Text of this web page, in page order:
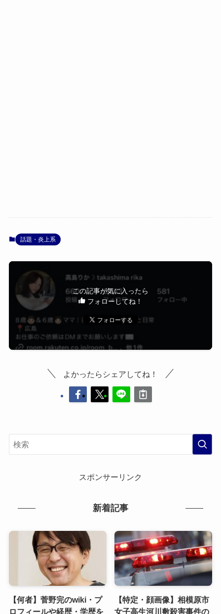
話題・炎上系
この記事が気に入ったら
フォローしてね！
よかったらシェアしてね！
スポンサーリンク
新着記事
【何者】菅野完のwiki・プ
ロフィールや経歴・学歴を
【特定・顔画像】相模原市
女子高生河川敷殺害事件の